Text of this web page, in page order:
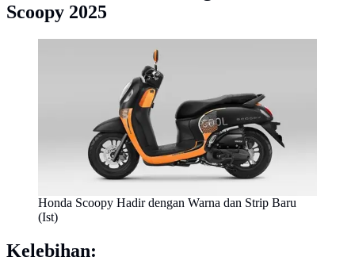
Scoopy 2025
Honda Scoopy Hadir dengan Warna dan Strip Baru
(Ist)
Kelebihan: